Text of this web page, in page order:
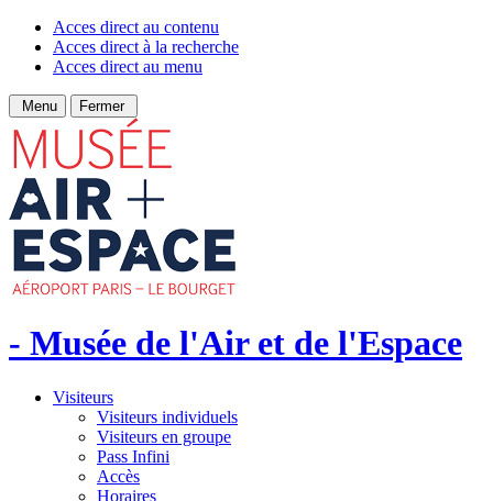
Acces direct au contenu
Acces direct à la recherche
Acces direct au menu
Menu Fermer
- Musée de l'Air et de l'Espace
Visiteurs
Visiteurs individuels
Visiteurs en groupe
Pass Infini
Accès
Horaires